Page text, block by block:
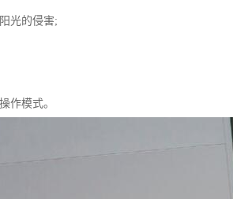
光的侵害;
作模式。